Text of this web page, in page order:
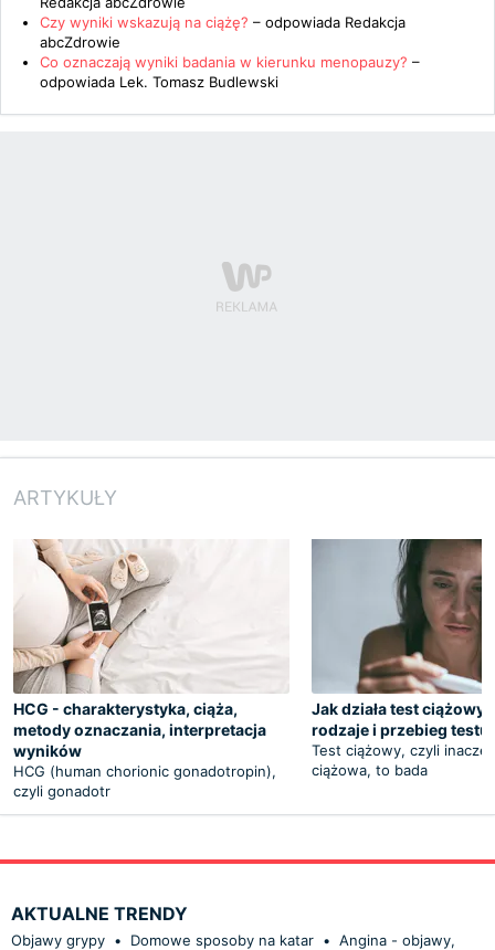
Czy wyniki wskazują na ciążę? – odpowiada Redakcja
abcZdrowie
Co oznaczają wyniki badania w kierunku menopauzy? –
odpowiada Lek. Tomasz Budlewski
ARTYKUŁY
HCG - charakterystyka, ciąża,
metody oznaczania, interpretacja
wyników
HCG (human chorionic gonadotropin),
czyli gonadotr
Jak działa test
rodzaje i przebieg testu
Test ciążowy, czyli
ciążowa, to bada
AKTUALNE TRENDY
Objawy grypy • Domowe sposoby na katar • Angina - objawy,